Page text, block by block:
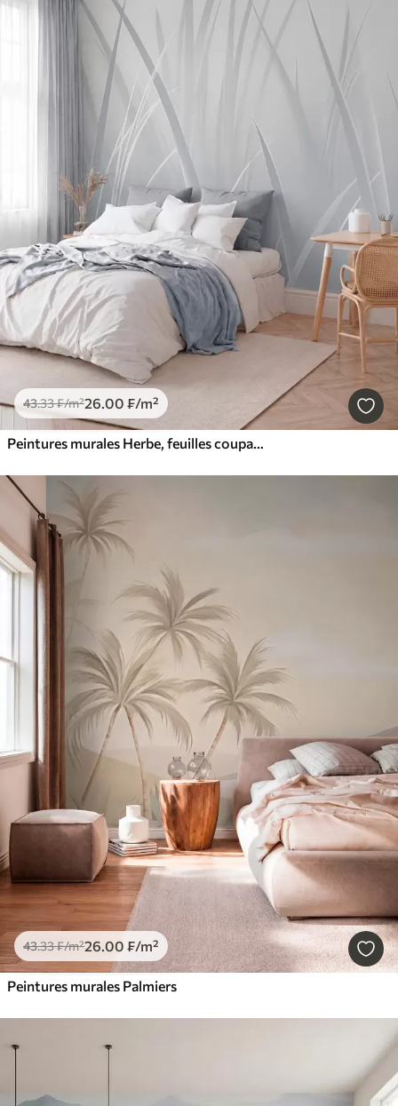
43.33₣/m²26.00 ₣/m²
Peintures murales Herbe, feuilles coupantes
43.33₣/m²26.00 ₣/m²
Peintures murales Palmiers